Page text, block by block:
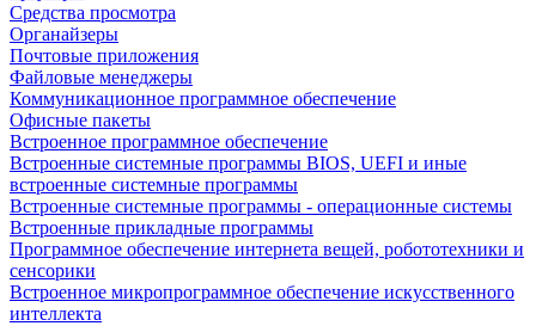
Средства просмотра
Органайзеры
Почтовые приложения
Файловые менеджеры
Коммуникационное программное обеспечение
Офисные пакеты
Встроенное программное обеспечение
Встроенные системные программы BIOS, UEFI и иные
встроенные системные программы
Встроенные системные программы - операционные системы
Встроенные прикладные программы
Программное обеспечение интернета вещей, робототехники и
сенсорики
Встроенное микропрограммное обеспечение искусственного
интеллекта